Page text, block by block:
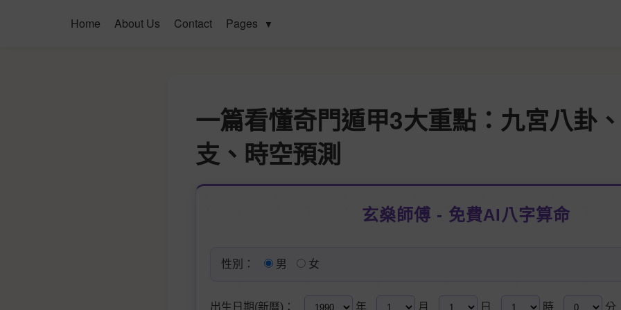
Home About Us Contact Pages ▼
一篇看懂奇門遁甲3大重點：九宮八卦
支、時空預測
玄燊師傅 - 免費AI八字算命
性別： 男 女
出生日期(新曆)： 年 月 日 時 分